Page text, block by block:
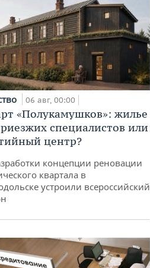
06 авг, 00:00
«Полукамушков»: жилье
специалистов или
центр?
концепции реновации
квартала в
устроили всероссийский